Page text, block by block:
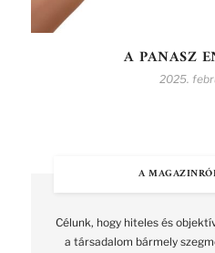
A PANASZ
2025.
A
Célunk, hogy hiteles és
a társadalom bármely